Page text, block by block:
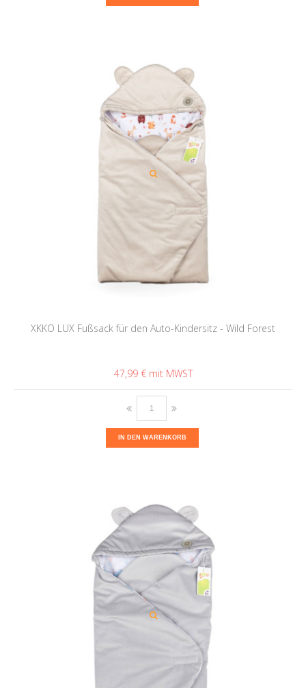
XKKO LUX Fußsack für den Auto-Kindersitz - Wild Forest
47,99 €
IN DEN WARENKORB